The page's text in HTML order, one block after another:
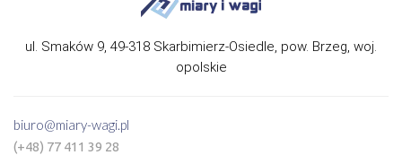
ul. Smaków 9, 49-318 Skarbimierz-Osiedle, pow. Brzeg, woj.
opolskie
biuro@miary-wagi.pl
(+48) 77 411 39 28